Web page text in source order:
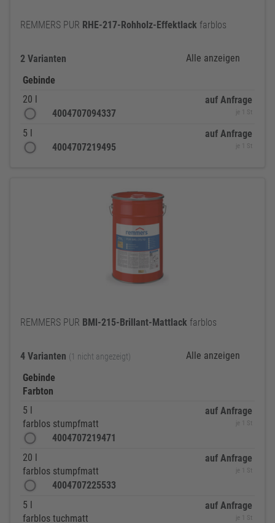
REMMERS PUR RHE-217-Rohholz-Effektlack farblos
2 Varianten
Alle anzeigen
Gebinde
20 l
4004707094337
auf Anfrage
je 1 St
5 l
4004707219495
auf Anfrage
je 1 St
REMMERS PUR BMl-215-Brillant-Mattlack farblos
4 Varianten (1 nicht angezeigt)
Alle anzeigen
Gebinde
Farbton
5 l
farblos stumpfmatt
4004707219471
auf Anfrage
je 1 St
20 l
farblos stumpfmatt
4004707225533
auf Anfrage
je 1 St
5 l
farblos tuchmatt
auf Anfrage
je 1 St